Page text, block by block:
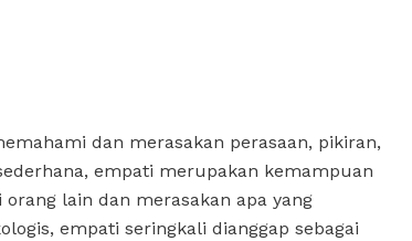
dan merasakan perasaan, pikiran,
empati merupakan kemampuan
lain dan merasakan apa yang
empati seringkali dianggap sebagai